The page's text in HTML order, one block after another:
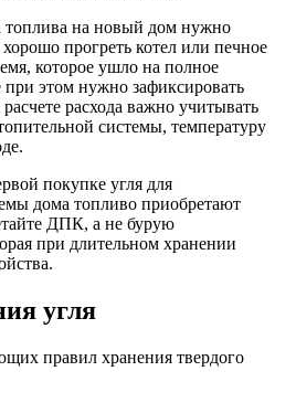
топлива на новый дом нужно
прогреть котел или печное
которое ушло на полное
этом нужно зафиксировать
расхода важно учитывать
системы, температуру
покупке угля для
дома топливо приобретают
ДПК, а не бурую
при длительном хранении
угля
правил хранения твердого